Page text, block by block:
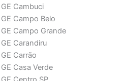
Cambuci
Campo Belo
Campo Grande
Carandiru
Carrão
Casa Verde